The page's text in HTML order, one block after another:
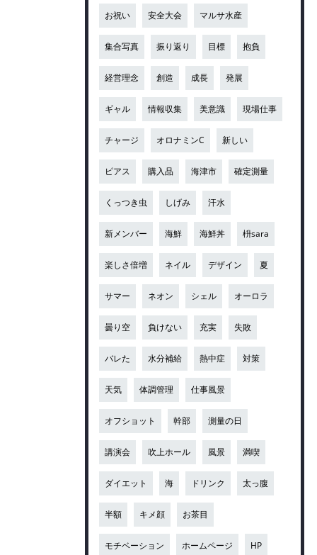
お祝い 安全大会 マルサ水産
集合写真 振り返り 目標 抱負
経営理念 創造 成長 発展
ギャル 情報収集 美意識 現場仕事
チャージ オロナミンC 新しい
ピアス 購入品 海津市 確定測量
くっつき虫 しげみ 汗水
新メンバー 海鮮 海鮮丼 枡sara
楽しさ倍増 ネイル デザイン 夏
サマー ネオン シェル オーロラ
曇り空 負けない 充実 失敗
バレた 水分補給 熱中症 対策
天気 体調管理 仕事風景
オフショット 幹部 測量の日
講演会 吹上ホール 風景 満喫
ダイエット 海 ドリンク 太っ腹
半額 キメ顔 お茶目
モチベーション ホームページ HP